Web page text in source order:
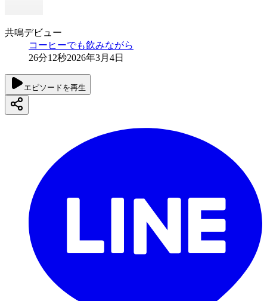
共鳴デビュー
コーヒーでも飲みながら
26分12秒2026年3月4日
エピソードを再生